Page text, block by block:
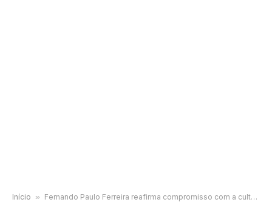
Início » Fernando Paulo Ferreira reafirma compromisso com a cultura e tradição taurina na tomada de posse